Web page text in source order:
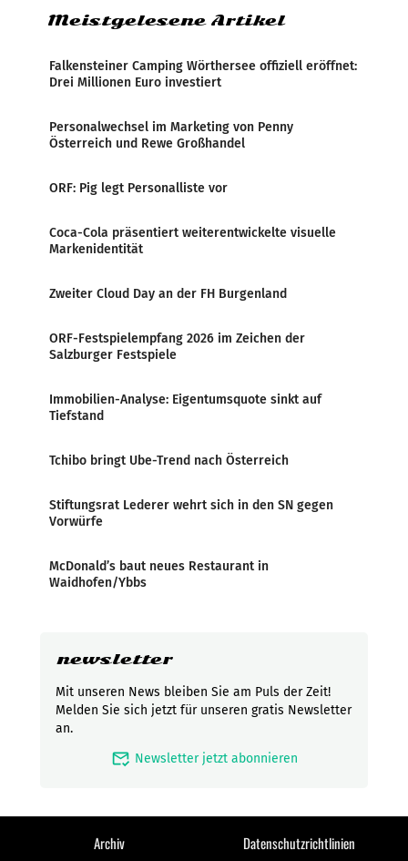
Meistgelesene Artikel
Falkensteiner Camping Wörthersee offiziell eröffnet:
Drei Millionen Euro investiert
Personalwechsel im Marketing von Penny
Österreich und Rewe Großhandel
ORF: Pig legt Personalliste vor
Coca-Cola präsentiert weiterentwickelte visuelle
Markenidentität
Zweiter Cloud Day an der FH Burgenland
ORF-Festspielempfang 2026 im Zeichen der
Salzburger Festspiele
Immobilien-Analyse: Eigentumsquote sinkt auf
Tiefstand
Tchibo bringt Ube-Trend nach Österreich
Stiftungsrat Lederer wehrt sich in den SN gegen
Vorwürfe
McDonald’s baut neues Restaurant in
Waidhofen/Ybbs
newsletter
Mit unseren News bleiben Sie am Puls der Zeit!
Melden Sie sich jetzt für unseren gratis Newsletter
an.
mark_email_read Newsletter jetzt abonnieren
Archiv
Datenschutzrichtlinien